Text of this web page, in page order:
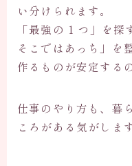
い分けられます。
「最強の 1 つ」を
そこではあっち」を
作るものが安定する
仕事のやり方も、暮
ころがある気がします